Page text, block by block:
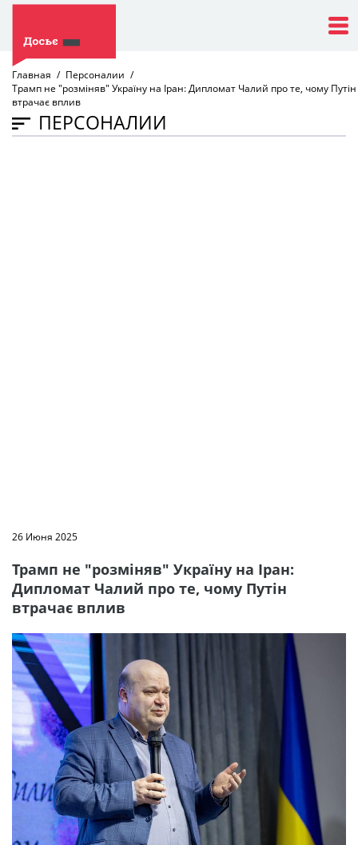
Главная
Персоналии
Трамп не "розміняв" Україну на Іран: Дипломат Чалий про те, чому Путін
втрачає вплив
ПЕРСОНАЛИИ
26 Июня 2025
Трамп не "розміняв" Україну на Іран:
Дипломат Чалий про те, чому Путін
втрачає вплив